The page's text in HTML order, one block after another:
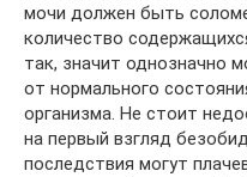
мочи должен быть
количество
так, значит однозначно
от нормального
организма. Не стоит
на первый взгляд
последствия могут